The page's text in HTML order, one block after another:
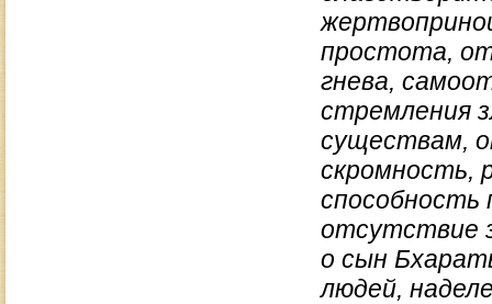
простота,
гнева,
стремления
существам,
скромность,
отсутствие
о сын
людей,